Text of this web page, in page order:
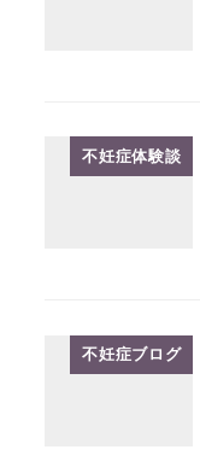
不妊症体験談
不妊症ブログ